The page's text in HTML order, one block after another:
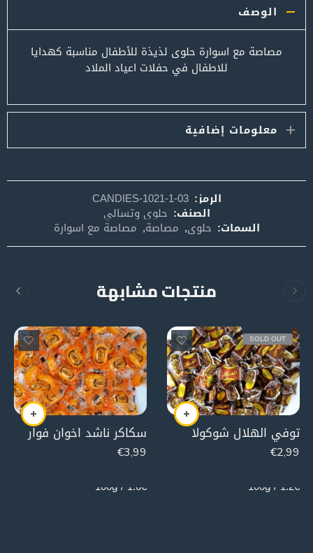
الوصف
مصاصة مع اسوارة حلوى لذيذة للأطفال مناسبة كهدايا
للاطفال في حفلات اعياد الملاد
معلومات إضافية
الرمز: CANDIES-1021-1-03
الصنف: حلوى وتسالي
السمات: حلوى, مصاصة, مصاصة مع اسوارة
منتجات مشابهة
SOLD OUT
توفي الهلال شوكولا
€2,99
1.2€ / 100g
سكاكر ناشد اخوان فوار
€3,99
1.6€ / 100g